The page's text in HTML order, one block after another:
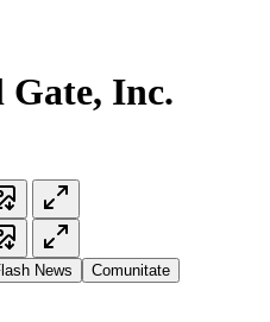
Inc.
News Comunitate